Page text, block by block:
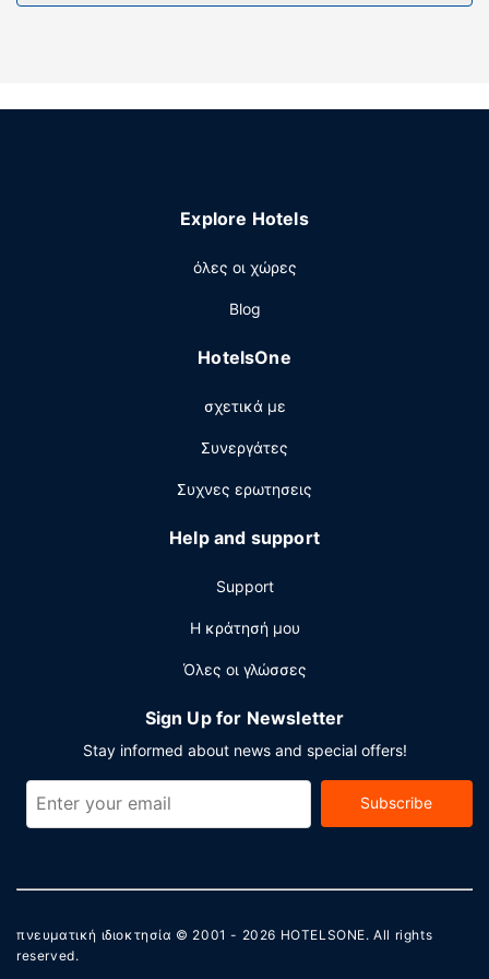
ασύρματο ίντερνετ και ψησταριές για μπάρμπεκιου.
Explore Hotels
όλες οι χώρες
Blog
HotelsOne
σχετικά με
Συνεργάτες
Συχνες ερωτησεις
Help and support
Support
Η κράτησή μου
Όλες οι γλώσσες
Sign Up for Newsletter
Stay informed about news and special offers!
Subscribe
πνευματική ιδιοκτησία © 2001 - 2026 HOTELSONE. All rights
reserved.